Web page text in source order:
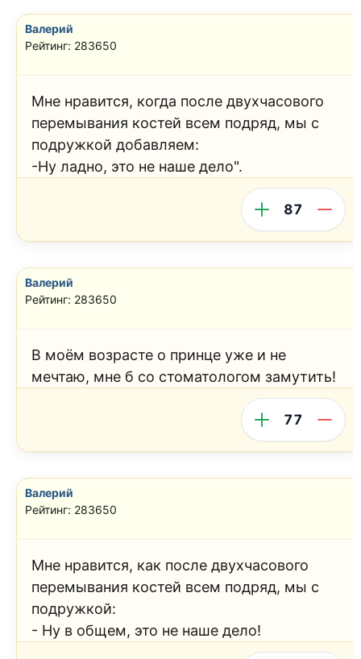
Валерий
Рейтинг: 283650
Мне нравится, когда после двухчасового
перемывания костей всем подряд, мы с
подружкой добавляем:
-Ну ладно, это не наше дело".
87
Валерий
Рейтинг: 283650
В моём возрасте о принце уже и не
мечтаю, мне б со стоматологом замутить!
77
Валерий
Рейтинг: 283650
Мне нравится, как после двухчасового
перемывания костей всем подряд, мы с
подружкой:
- Ну в общем, это не наше дело!